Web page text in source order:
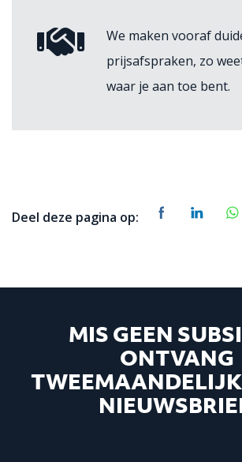
We maken vooraf
prijsafspraken, zo
waar je aan toe bent.
Deel deze pagina op:
MIS GEEN
ONTVANG